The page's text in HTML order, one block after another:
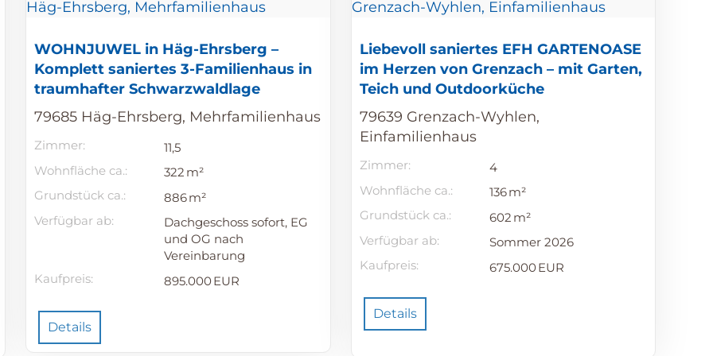
WOHNJUWEL in Häg-Ehrsberg –
Komplett saniertes 3-Familienhaus in
traumhafter Schwarzwaldlage
79685 Häg-Ehrsberg, Mehrfamilienhaus
Zimmer:
11,5
Wohnfläche ca.:
322 m²
Grund­stück ca.:
886 m²
Verfügbar ab:
Dachgeschoss sofort, EG
und OG nach
Vereinbarung
Kaufpreis:
895.000 EUR
Details
Liebevoll saniertes EFH GARTENOASE
im Herzen von Grenzach – mit Garten,
Teich und Outdoorküche
79639 Grenzach-Wyhlen,
Einfamilienhaus
Zimmer:
4
Wohnfläche ca.:
136 m²
Grund­stück ca.:
602 m²
Verfügbar ab:
Sommer 2026
Kaufpreis:
675.000 EUR
Details